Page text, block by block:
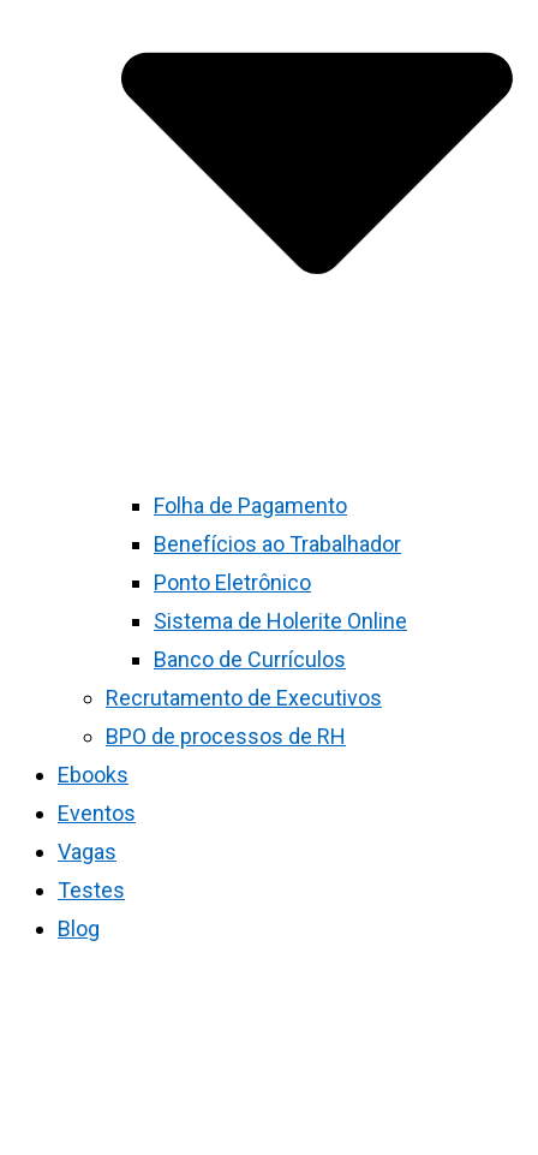
Folha de Pagamento
Benefícios ao Trabalhador
Ponto Eletrônico
Sistema de Holerite Online
Banco de Currículos
Recrutamento de Executivos
BPO de processos de RH
Ebooks
Eventos
Vagas
Testes
Blog